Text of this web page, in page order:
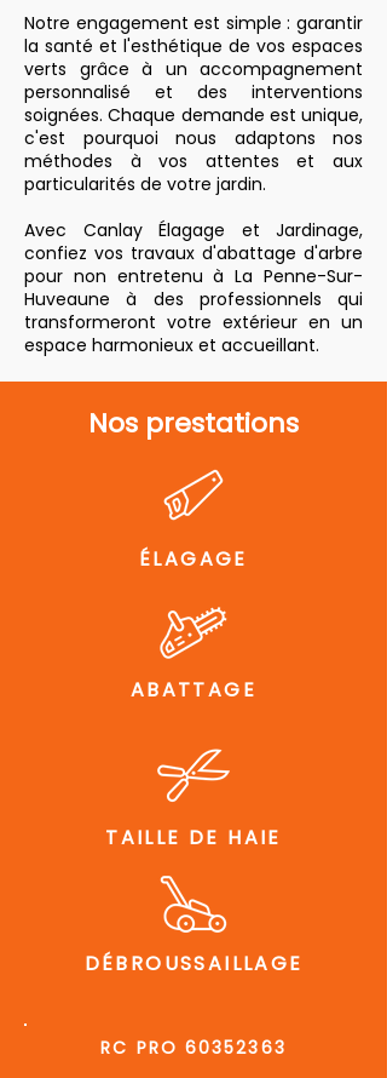
Notre engagement est simple : garantir
la santé et l'esthétique de vos espaces
verts grâce à un accompagnement
personnalisé et des interventions
soignées. Chaque demande est unique,
c'est pourquoi nous adaptons nos
méthodes à vos attentes et aux
particularités de votre jardin.
Avec Canlay Élagage et Jardinage,
confiez vos travaux d'abattage d'arbre
pour non entretenu à La Penne-Sur-
Huveaune à des professionnels qui
transformeront votre extérieur en un
espace harmonieux et accueillant.
Nos prestations
ÉLAGAGE
ABATTAGE
TAILLE DE HAIE
DÉBROUSSAILLAGE
RC PRO 60352363